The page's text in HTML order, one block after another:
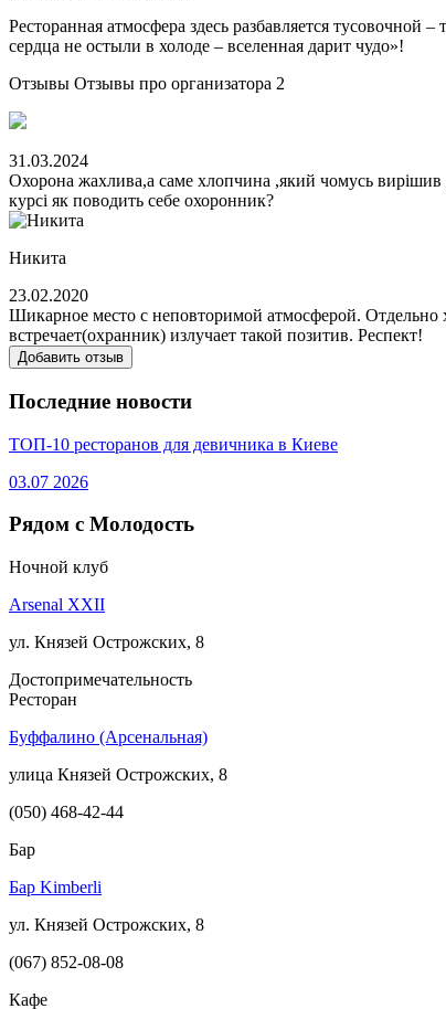
Ресторанная атмосфера здесь разбавляется
сердца не остыли в холоде – вселенная дарит чудо»!
Отзывы Отзывы про организатора 2
31.03.2024
Охорона жахлива,а саме хлопчина ,який чомусь вирішив
курсі як поводить себе охоронник?
Никита
23.02.2020
Шикарное место с неповторимой атмосферой. Отдельно
встречает(охранник) излучает такой позитив. Респект!
Добавить отзыв
Последние новости
ТОП-10 ресторанов для девичника в Киеве
03.07 2026
Рядом с Молодость
Ночной клуб
Arsenal XXII
ул. Князей Острожских, 8
Достопримечательность
Ресторан
Буффалино (Арсенальная)
улица Князей Острожских, 8
(050) 468-42-44
Бар
Бар Kimberli
ул. Князей Острожских, 8
(067) 852-08-08
Кафе